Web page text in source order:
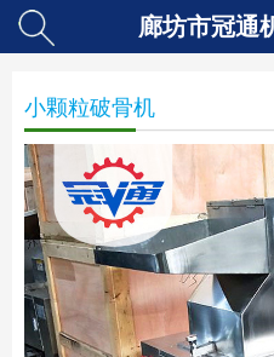
廊坊市冠通
小颗粒破骨机